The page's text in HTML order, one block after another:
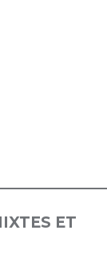
ET